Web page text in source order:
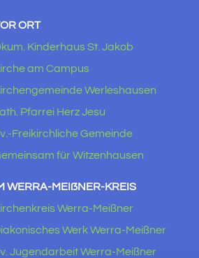
ORT
Kinderhaus St. Jakob
am Campus
Werleshausen
Pfarrei Herz Jesu
Freikirchliche Gemeinde
für Witzenhausen
WERRA-MEIẞNER-KREIS
Werra-Meißner
Werk Werra-Meißner
Jugendarbeit Werra-Meißner